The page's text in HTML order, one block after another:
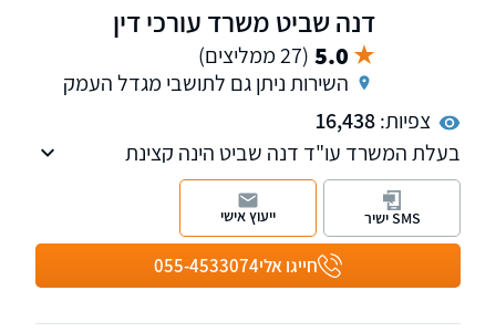
דנה שביט משרד עורכי דין
5.0 (27 ממליצים)
השירות ניתן גם לתושבי מגדל העמק
צפיות:16,438
בעלת המשרד עו"ד דנה שביט הינה קצינת
משטרה ותובעת פלילית שפרשה ממשטרת ישראל
לאחר שנים רבות בתפקיד. המשרד נחשב לאחד
המובילים בתחום הפלילי והתעבורתי.
חייגו אלי055-4533074
SMS ישיר ייעוץ אישי